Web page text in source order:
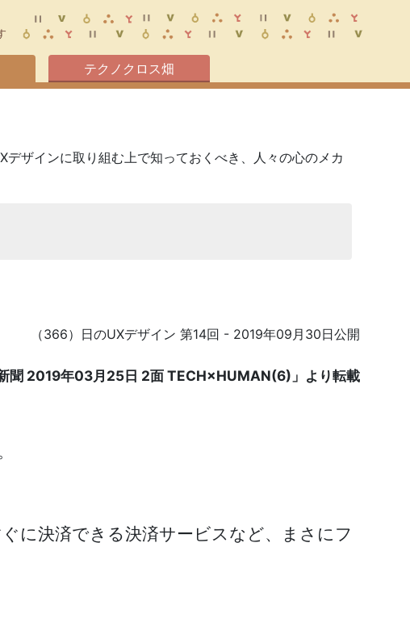
テクノクロス畑
ザインに取り組む上で知っておくべき、人々の心のメカ
（366）日のUXデザイン 第14回 - 2019年09月30日公開
新聞 2019年03月25日 2面 TECH×HUMAN(6)」より転載
に決済できる決済サービスなど、まさにフ